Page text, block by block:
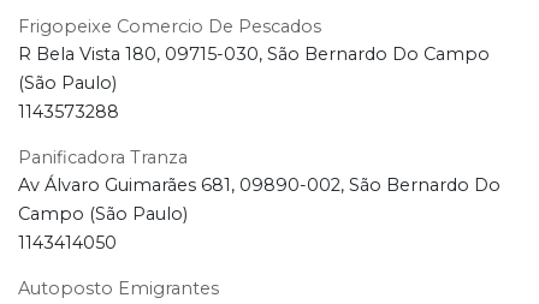
Frigopeixe Comercio De Pescados
R Bela Vista 180, 09715-030, São Bernardo Do Campo
(São Paulo)
1143573288
Panificadora Tranza
Av Álvaro Guimarães 681, 09890-002, São Bernardo Do
Campo (São Paulo)
1143414050
Autoposto Emigrantes